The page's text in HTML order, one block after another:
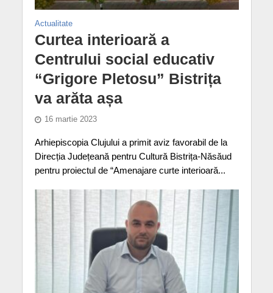
Actualitate
Curtea interioară a
Centrului social educativ
“Grigore Pletosu” Bistrița
va arăta așa
16 martie 2023
Arhiepiscopia Clujului a primit aviz favorabil de la
Direcția Județeană pentru Cultură Bistrița-Năsăud
pentru proiectul de “Amenajare curte interioară...